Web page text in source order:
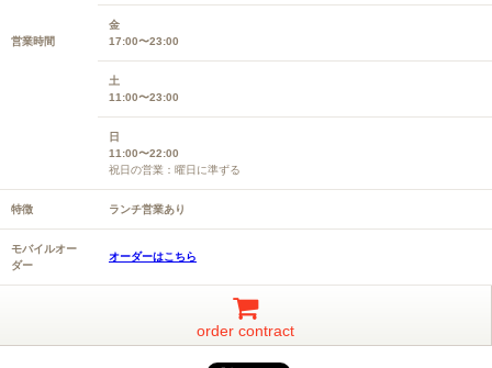
営業時間
金
17:00〜23:00
土
11:00〜23:00
日
11:00〜22:00
祝日の営業：曜日に準ずる
特徴 ランチ営業あり
モバイルオー
ダー
オーダーはこちら
order contract